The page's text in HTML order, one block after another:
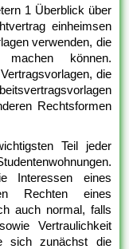
1 Überblick über
einheimsen
verwenden, die
können.
die
Rechtsformen
Teil jeder
Interessen eines
Rechten eines
auch normal, falls
Vertraulichkeit
sich zunächst die